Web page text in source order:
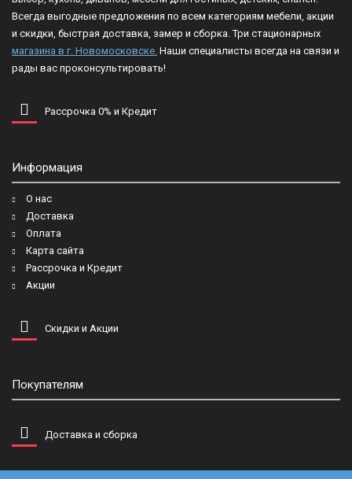
Всегда выгодные предложения по всем категориям мебели, акции
и скидки, быстрая доставка, замер и сборка. Три стационарных
магазина в г. Новомосковске. Наши специалисты всегда на связи и
рады вас проконсультировать!
Рассрочка 0% и Кредит
Информация
О нас
Доставка
Оплата
Карта сайта
Рассрочка и Кредит
Акции
Скидки и Акции
Покупателям
Доставка и сборка